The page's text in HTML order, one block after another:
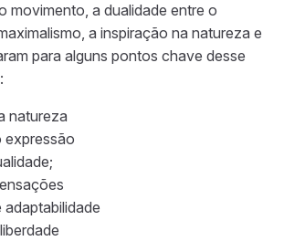
movimento, a dualidade entre o
a inspiração na natureza e
para alguns pontos chave desse
natureza
expressão
adaptabilidade